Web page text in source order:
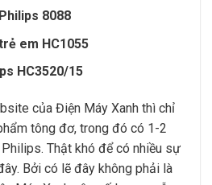
8088
em HC1055
HC3520/15
của Điện Máy Xanh thì chỉ
tông đơ, trong đó có 1-2
Thật khó để có nhiều sự
Bởi có lẽ đây không phải là